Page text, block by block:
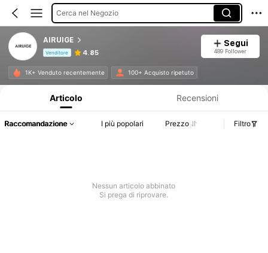
Cerca nel Negozio
AIRUIGE
Venditore 4.85
Segui
489 Follower
1K+ Venduto recentemente 100+ Acquisto ripetuto
Articolo Recensioni
Raccomandazione I più popolari Prezzo Filtro
Nessun articolo abbinato
Si prega di riprovare.